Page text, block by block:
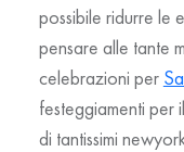
possibile ridurre le
pensare alle tante
celebrazioni per
festeggiamenti per
di tantissimi